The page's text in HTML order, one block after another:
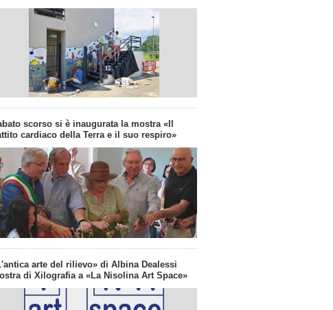
scorso si è inaugurata la mostra «Il
cardiaco della Terra e il suo respiro»
arte del rilievo» di Albina Dealessi
di Xilografia a «La Nisolina Art Space»